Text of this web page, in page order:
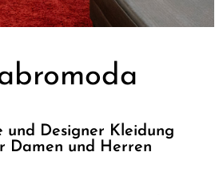
und Designer Kleidung
Damen und Herren